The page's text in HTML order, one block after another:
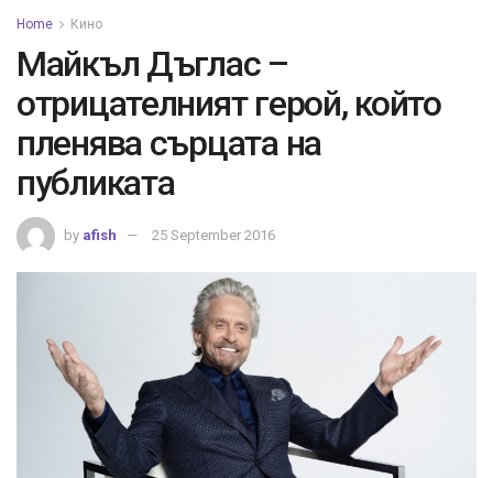
Home Кино
Майкъл Дъглас –
отрицателният герой, който
пленява сърцата на
публиката
by afish 25 September 2016